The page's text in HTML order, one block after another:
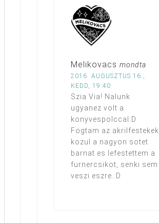
Melikovacs mondta
2016. AUGUSZTUS 16.,
KEDD, 19:40
Szia Via! Nalunk
ugyanez volt a
konyvespolccal:D
Fogtam az akrilfestekek
kozul a nagyon sotet
barnat es lefestettem a
furnercsikot, senki sem
veszi eszre.:D